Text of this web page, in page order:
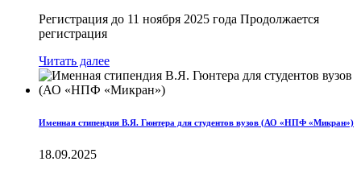
Регистрация до 11 ноября 2025 года Продолжается
регистрация
Читать далее
Именная стипендия В.Я. Гюнтера для студентов вузов (АО «НПФ «Микран»)
18.09.2025